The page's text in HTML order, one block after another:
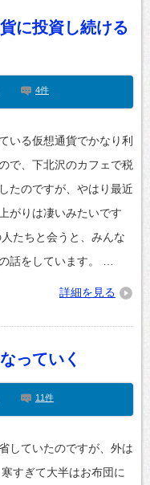
に投資し続ける
4件
いる仮想通貨でかなり利
で、下北沢のカフェで税
たのですが、やはり最近
がりは凄いみたいです
たちと会うと、みんな
話をしています。 …
詳細を見る
っていく
11件
していたのですが、外は
すぎて大半はお布団に